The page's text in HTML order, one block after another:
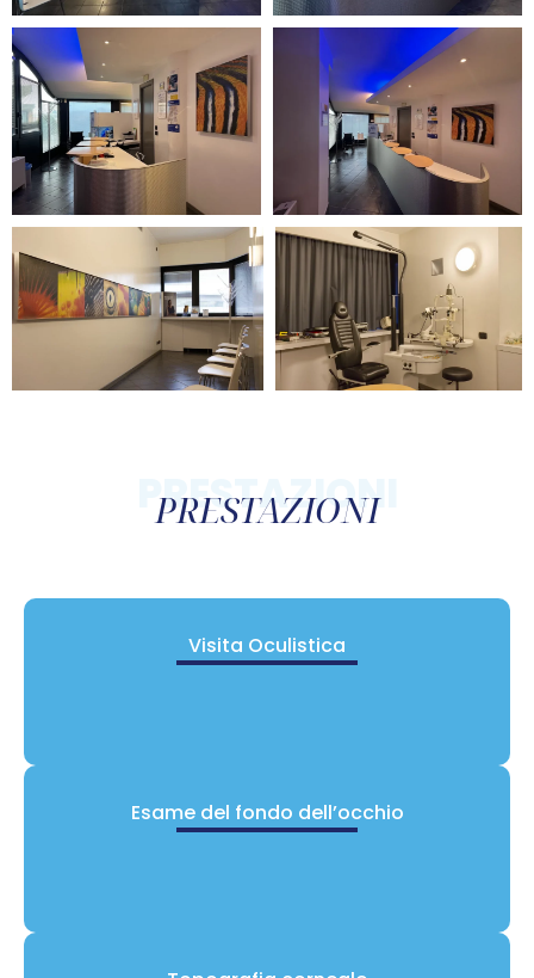
PRESTAZIONI
PRESTAZIONI
Visita Oculistica
Esame del fondo dell’occhio